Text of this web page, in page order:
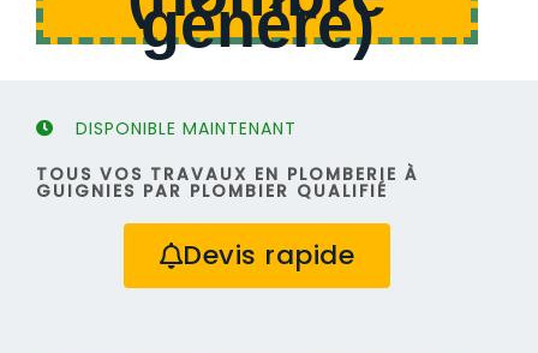
généré)
DISPONIBLE MAINTENANT
TOUS VOS TRAVAUX EN PLOMBERIE À
GUIGNIES PAR PLOMBIER QUALIFIÉ
Devis rapide